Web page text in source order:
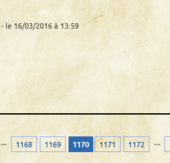
- le 16/03/2016 à 13:59
... 1168 1169 1170 1171 1172 ...